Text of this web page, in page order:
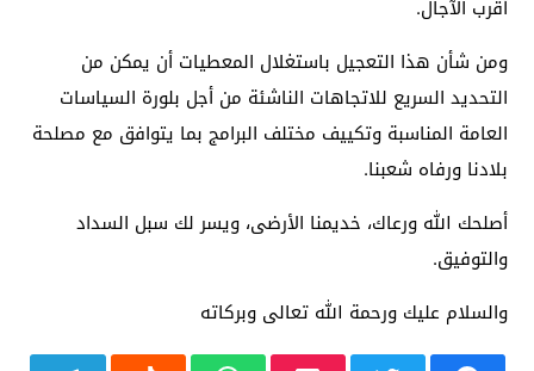
أقرب الآجال.
ومن شأن هذا التعجيل باستغلال المعطيات أن يمكن من
التحديد السريع للاتجاهات الناشئة من أجل بلورة السياسات
العامة المناسبة وتكييف مختلف البرامج بما يتوافق مع مصلحة
بلادنا ورفاه شعبنا.
أصلحك الله ورعاك، خديمنا الأرضى، ويسر لك سبل السداد
والتوفيق.
والسلام عليك ورحمة الله تعالى وبركاته